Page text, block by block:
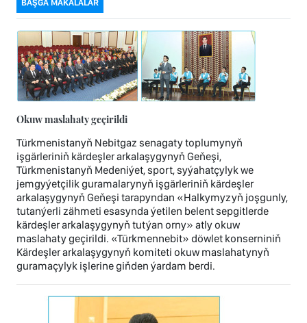
BAŞGA MAKALALAR
Okuw maslahaty geçirildi
Türkmenistanyň Nebitgaz senagaty toplumynyň
işgärleriniň kärdeşler arkalaşygynyň Geňeşi,
Türkmenistanyň Medeniýet, sport, syýahatçylyk we
jemgyýetçilik guramalarynyň işgärleriniň kärdeşler
arkalaşygynyň Geňeşi tarapyndan «Halkymyzyň joşgunly,
tutanýerli zähmeti esasynda ýetilen belent sepgitlerde
kärdeşler arkalaşygynyň tutýan orny» atly okuw
maslahaty geçirildi. «Türkmennebit» döwlet konserniniň
Kärdeşler arkalaşygynyň komiteti okuw maslahatynyň
guramaçylyk işlerine giňden ýardam berdi.